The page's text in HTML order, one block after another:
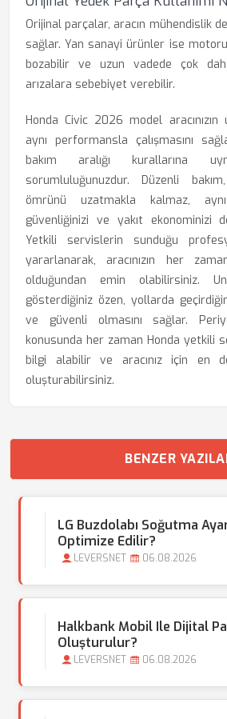
Orijinal parçalar, aracın mühendislik
sağlar. Yan sanayi ürünler ise
bozabilir ve uzun vadede çok
arızalara sebebiyet verebilir.
Honda Civic 2026 model aracınızın
aynı performansla çalışmasını
bakım aralığı kurallarına
sorumluluğunuzdur. Düzenli
ömrünü uzatmakla kalmaz,
güvenliğinizi ve yakıt ekonominizi
Yetkili servislerin sunduğu
yararlanarak, aracınızın her
olduğundan emin olabilirsiniz.
gösterdiğiniz özen, yollarda
ve güvenli olmasını sağlar.
konusunda her zaman Honda yetkili
bilgi alabilir ve aracınız için en
oluşturabilirsiniz.
BENZER
LG Buzdolabı Soğutma
Optimize Edilir?
LEVERSNET 06.08.2026
Halkbank Mobil Ile Dijital
Oluşturulur?
LEVERSNET 06.08.2026